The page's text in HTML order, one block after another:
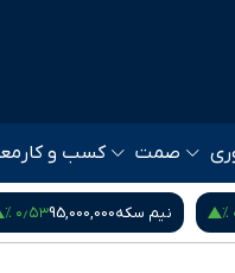
صمت کسب و کار
نیم سکه95,000,000۰٫۵۳ %